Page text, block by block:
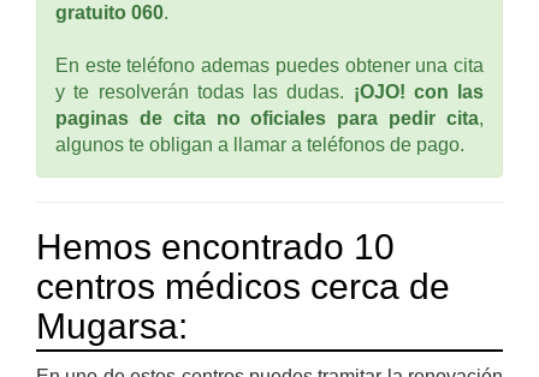
gratuito 060.
En este teléfono ademas puedes obtener una cita
y te resolverán todas las dudas. ¡OJO! con las
paginas de cita no oficiales para pedir cita,
algunos te obligan a llamar a teléfonos de pago.
Hemos encontrado 10
centros médicos cerca de
Mugarsa: